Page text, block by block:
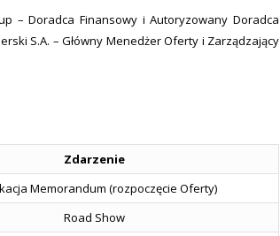
– Doradca Finansowy i Autoryzowany Doradca
S.A. – Główny Menedżer Oferty i Zarządzający
Zdarzenie
Memorandum (rozpoczęcie Oferty)
Road Show